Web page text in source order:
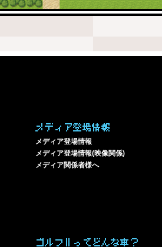
メディア登場情報
メディア登場情報
メディア登場情報(映像関係)
メディア関係者様へ
ゴルフⅡってどんな車？